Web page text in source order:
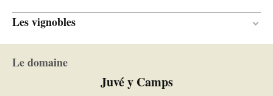
Les vignobles
Le domaine
Juvé y Camps